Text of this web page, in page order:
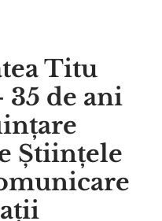
Titu
35 de ani
Științele